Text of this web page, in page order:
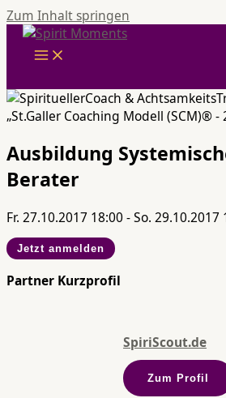
Zum Inhalt springen
Ausbildung
Berater
Fr. 27.10.2017 18:00 - So. 29.10.2017
Jetzt anmelden
Partner Kurzprofil
SpiriScout.de
Zum Profil